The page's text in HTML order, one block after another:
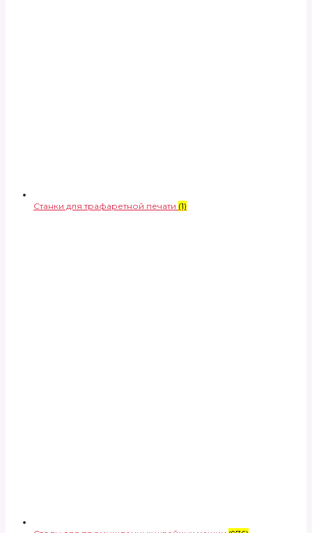
Станки для трафаретной печати (1)